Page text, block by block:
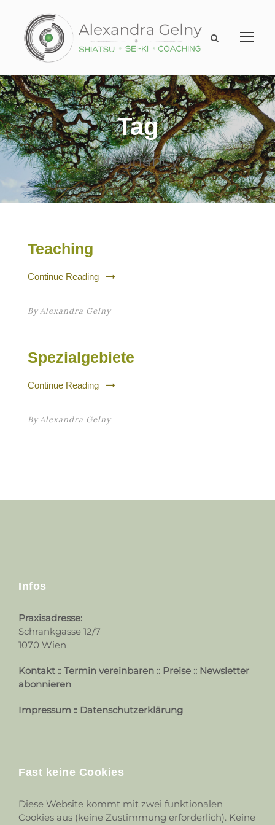
Tag
pregnancy
Teaching
Continue Reading
ByAlexandra Gelny
Spezialgebiete
Continue Reading
ByAlexandra Gelny
Infos
Praxisadresse:
Schrankgasse 12/7
1070 Wien
Kontakt :: Termin vereinbaren :: Preise :: Newsletter
abonnieren
Impressum :: Datenschutzerklärung
Fast keine Cookies
Diese Website kommt mit zwei funktionalen
Cookies aus (keine Zustimmung erforderlich). Keine